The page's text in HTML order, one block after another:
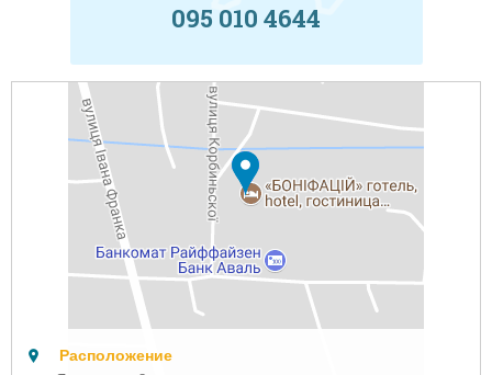
095 010 4644
Расположение